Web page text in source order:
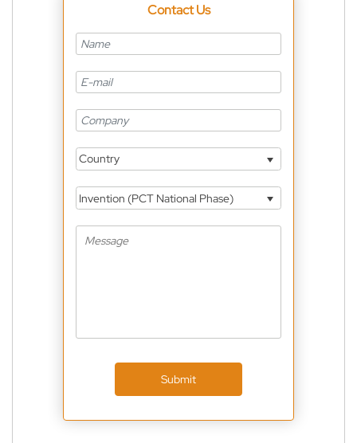
Contact Us
Country
Invention (PCT National Phase)
Submit